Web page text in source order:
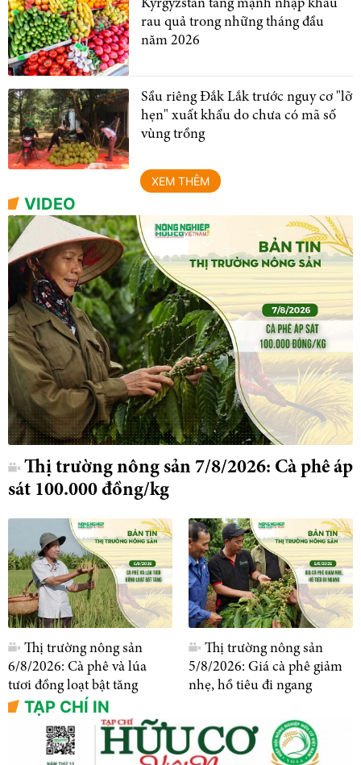
Kyrgyzstan tăng mạnh nhập khẩu
rau quả trong những tháng đầu
năm 2026
Sầu riêng Đắk Lắk trước nguy cơ "lỡ
hẹn" xuất khẩu do chưa có mã số
vùng trồng
XEM THÊM
VIDEO
Thị trường nông sản 7/8/2026: Cà phê áp
sát 100.000 đồng/kg
Thị trường nông sản
6/8/2026: Cà phê và lúa
tươi đồng loạt bật tăng
Thị trường nông sản
5/8/2026: Giá cà phê giảm
nhẹ, hồ tiêu đi ngang
TẠP CHÍ IN